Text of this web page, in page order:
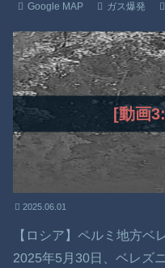
Google MAP ガス爆発
[動画
2025.06.01
【ロシア】ペルミ地方ベ
2025年5月30日、ベレズ